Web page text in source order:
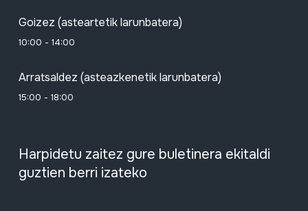
Goizez (asteartetik larunbatera)
10:00 - 14:00
Arratsaldez (asteazkenetik larunbatera)
15:00 - 18:00
Harpidetu zaitez gure buletinera ekitaldi
guztien berri izateko